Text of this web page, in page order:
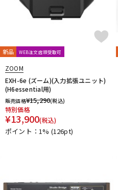
新品 WEB注文店頭受取可
ZOOM
EXH-6e (ズーム)(入力拡張ユニット)
(H6essential用)
販売価格¥15,290(税込)
特別価格
¥13,900(税込)
ポイント：1% (126pt)